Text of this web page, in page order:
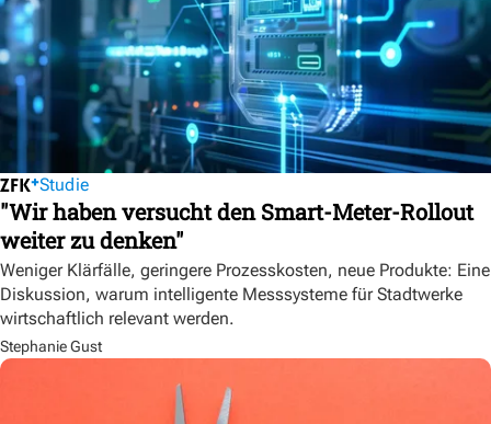
Studie
"Wir haben versucht den Smart-Meter-Rollout
weiter zu denken"
Weniger Klärfälle, geringere Prozesskosten, neue Produkte: Eine
Diskussion, warum intelligente Messsysteme für Stadtwerke
wirtschaftlich relevant werden.
Stephanie Gust